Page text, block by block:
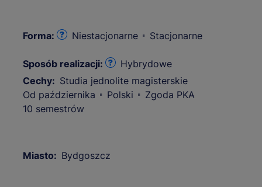
Forma: Niestacjonarne Stacjonarne
Sposób realizacji:
Hybrydowe
Cechy: Studia jednolite magisterskie
Od października
Polski
Zgoda PKA
10 semestrów
Miasto: Bydgoszcz